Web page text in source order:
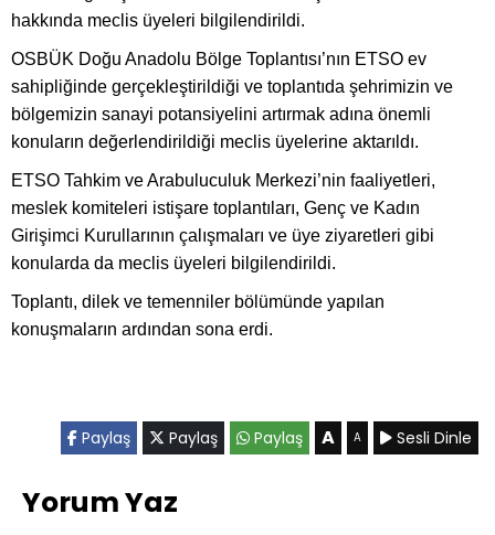
hakkında meclis üyeleri bilgilendirildi.
OSBÜK Doğu Anadolu Bölge Toplantısı’nın ETSO ev
sahipliğinde gerçekleştirildiği ve toplantıda şehrimizin ve
bölgemizin sanayi potansiyelini artırmak adına önemli
konuların değerlendirildiği meclis üyelerine aktarıldı.
ETSO Tahkim ve Arabuluculuk Merkezi’nin faaliyetleri,
meslek komiteleri istişare toplantıları, Genç ve Kadın
Girişimci Kurullarının çalışmaları ve üye ziyaretleri gibi
konularda da meclis üyeleri bilgilendirildi.
Toplantı, dilek ve temenniler bölümünde yapılan
konuşmaların ardından sona erdi.
Paylaş Paylaş Paylaş A A Sesli Dinle
Yorum Yaz